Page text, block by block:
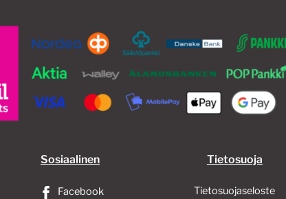
sivulla.
Sosiaalinen
Facebook
Tietosuoja
Tietosuojaseloste